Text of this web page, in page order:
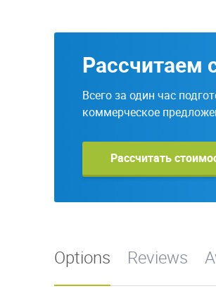
Рассчитаем
Всего за один час
коммерческое
Рассчитать
Options Reviews